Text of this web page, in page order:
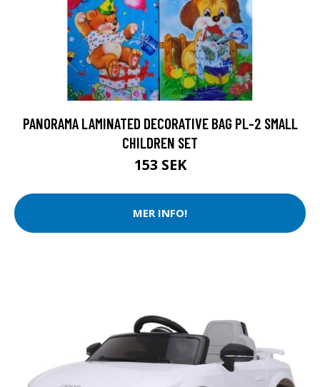
PANORAMA LAMINATED DECORATIVE BAG PL-2 SMALL
CHILDREN SET
153 SEK
MER INFO!